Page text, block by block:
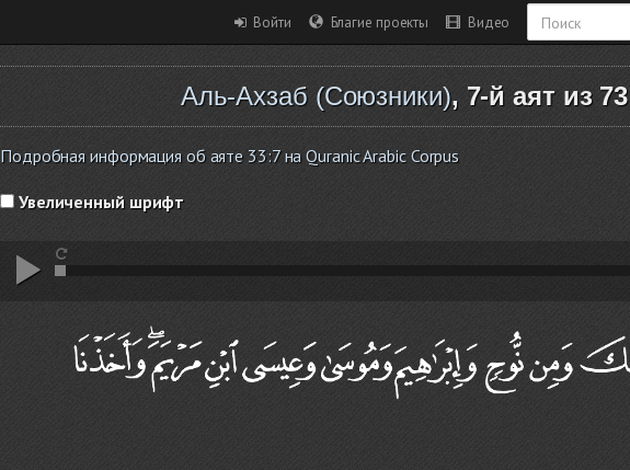
Войти Благие проекты Видео
Аль-Ахзаб (Союзники), 7-й аят из 73
Подробная информация об аяте 33:7 на Quranic Arabic Corpus
Увеличенный шрифт